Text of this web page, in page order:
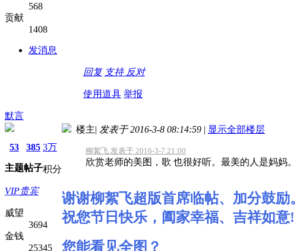
568
贡献
1408
发消息
回复 支持 反对
使用道具 举报
默言
53
主题
385
帖子
3万
积分
VIP贵宾
威望
3694
金钱
25345
楼主| 发表于 2016-3-8 08:14:59 | 显示全部楼层
柳絮飞 发表于 2016-3-7 21:00
欣赏老师的美图，歌 也很好听。最美的人是妈妈。
谢谢柳絮飞超版首席临帖、加分鼓励。
祝您节日快乐，阖家幸福、吉祥如意!
您能看见全图？